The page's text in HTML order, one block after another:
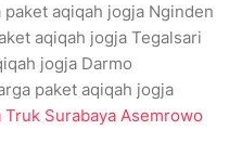
aqiqah jogja Nginden
aqiqah jogja Tegalsari
jogja Darmo
paket aqiqah jogja
Truk Surabaya Asemrowo